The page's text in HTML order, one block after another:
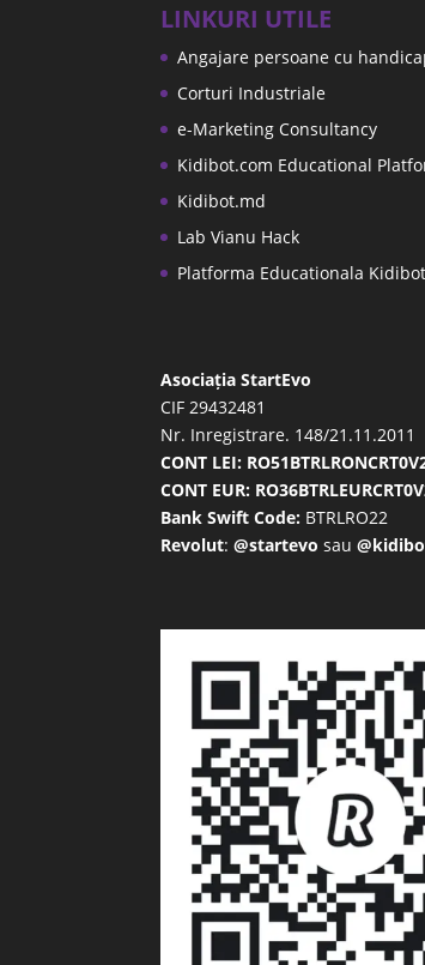
LINKURI UTILE
Angajare persoane cu
Corturi Industriale
e-Marketing Consultancy
Kidibot.com Educational
Kidibot.md
Lab Vianu Hack
Platforma Educationala
Asociația StartEvo
CIF 29432481
Nr. Inregistrare. 148/21.11.2011
CONT LEI:
CONT EUR:
Bank Swift Code: BTRLRO22
Revolut:@startevo sau